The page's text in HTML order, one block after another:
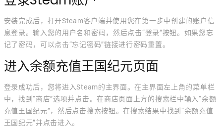
安装完成后，打开Steam客户端并使用您在第一步中创建的账户信
息登录。输入您的用户名和密码，然后点击“登录”按钮。如果您忘
记了密码，可以点击“忘记密码”链接进行密码重置。
进入余额充值王国纪元页面
登录成功后，您将进入Steam的主界面。在主界面左上角的菜单栏
中，找到“商店”选项并点击。在商店页面上方的搜索栏中输入“余额
充值王国纪元”，然后点击搜索按钮。在搜索结果中找到“余额充值
王国纪元”并点击进入。